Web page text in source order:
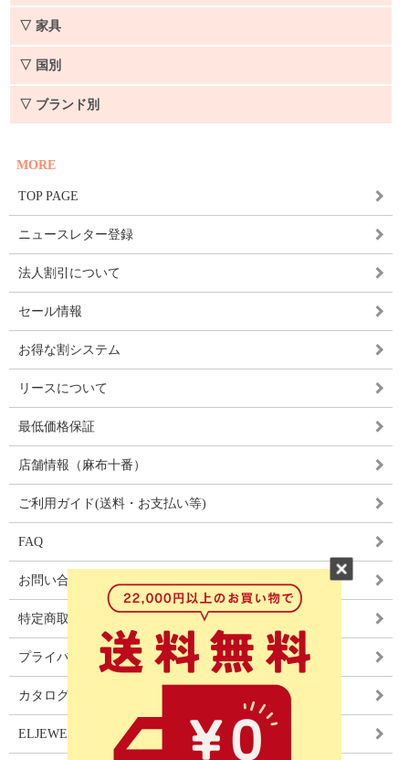
▽ 家具
▽ 国別
▽ ブランド別
MORE
TOP PAGE
ニュースレター登録
法人割引について
セール情報
お得な割システム
リースについて
最低価格保証
店舗情報（麻布十番）
ご利用ガイド(送料・お支払い等)
FAQ
お問い合わせ
特定商取引法に基づく表記
プライバシーポリシー
カタログ
ELJEWEL LIGHITNG